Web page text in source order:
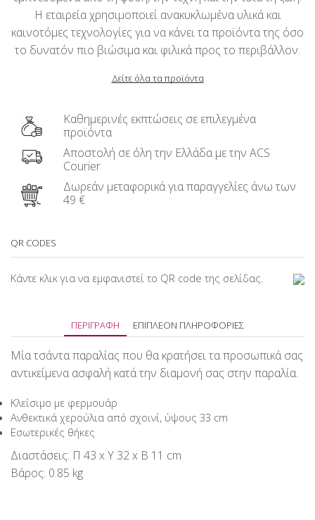
Η εταιρεία χρησιμοποιεί ανακυκλωμένα υλικά και
καινοτόμες τεχνολογίες για να κάνει τα προϊόντα της όσο
το δυνατόν πιο βιώσιμα και φιλικά προς το περιβάλλον.
Δείτε όλα τα προϊόντα
Καθημερινές εκπτώσεις σε επιλεγμένα
προϊόντα
Αποστολή σε όλη την Ελλάδα με την ACS
Courier
Δωρεάν μεταφορικά για παραγγελίες άνω των
49 €
QR CODES
Κάντε κλικ για να εμφανιστεί το QR code της σελίδας.
ΠΕΡΙΓΡΑΦΉ ΕΠΙΠΛΈΟΝ ΠΛΗΡΟΦΟΡΊΕΣ
Μία τσάντα παραλίας που θα κρατήσει τα προσωπικά σας
αντικείμενα ασφαλή κατά την διαμονή σας στην παραλία.
Κλείσιμο με φερμουάρ
Ανθεκτικά χερούλια από σχοινί, ύψους 33 cm
Εσωτερικές θήκες
Διαστάσεις: Π 43 x Υ 32 x Β 11 cm
Βάρος: 0.85 kg